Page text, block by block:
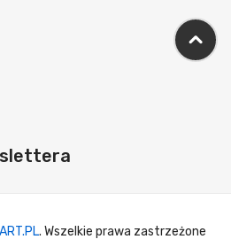
. Wszelkie prawa zastrzeżone